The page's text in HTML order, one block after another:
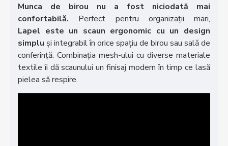
Munca de birou nu a fost niciodată mai
confortabilă. Perfect pentru organizații mari,
Lapel este un scaun ergonomic cu un design
simplu și integrabil în orice spațiu de birou sau sală de
conferință. Combinația mesh-ului cu diverse materiale
textile îi dă scaunului un finisaj modern în timp ce lasă
pielea să respire.